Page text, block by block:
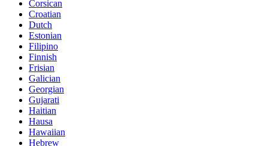
Corsican
Croatian
Dutch
Estonian
Filipino
Finnish
Frisian
Galician
Georgian
Gujarati
Haitian
Hausa
Hawaiian
Hebrew